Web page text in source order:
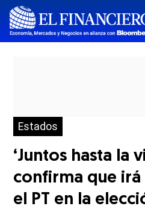
Estados
‘Juntos hasta la
confirma que
el PT en la